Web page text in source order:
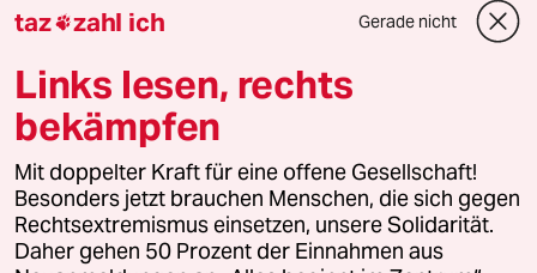
Downloads für Abonnierende
© 2026 taz Verlags und Vertriebs GmbH
Alle Rechte vorbehalten. Bei rechtlichen Fragen oder für Genehmigungen
wenden Sie sich bitte an
lizenzen@taz.de
Feedback Redaktionsstatut Kommune-Richtlinien
taz zahl ich Gerade nicht
Links lesen, rechts
bekämpfen
Mit doppelter Kraft für eine offene Gesellschaft!
Besonders jetzt brauchen Menschen, die sich gegen
Rechtsextremismus einsetzen, unsere Solidarität.
Daher gehen 50 Prozent der Einnahmen aus